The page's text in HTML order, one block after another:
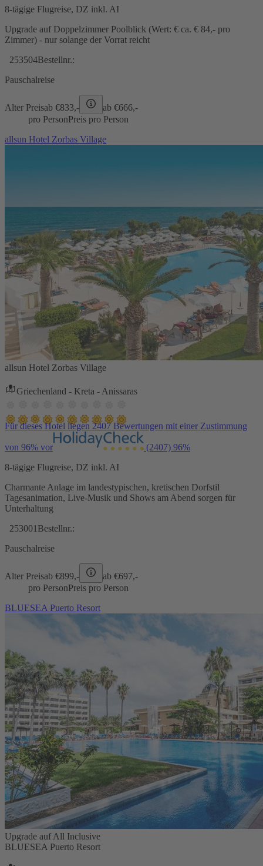
8-tägige Flugreise, DZ inkl. AI
Upgrade auf Doppelzimmer Poolblick (Wert: € ca. € 84,- pro
Zimmer) - nur solange der Vorrat reicht
253504Bestellnr.:
Pauschalreise
Alter Preisab €833,- ab €666,-
pro PersonPreis pro Person
allsun Hotel Zorbas Village
allsun Hotel Zorbas Village
Griechenland - Kreta - Anissaras
Für dieses Hotel liegen 2407 Bewertungen mit einer Zustimmung
von 96% vor (2407) 96%
8-tägige Flugreise, DZ inkl. AI
Charmante Anlage im landestypischen, kretischen Dorfstil
Tagesanimation, Live-Musik und Shows am Abend sorgen für
Unterhaltung
253001 Bestellnr.:
Pauschalreise
Alter Preisab €899,- ab €697,-
pro PersonPreis pro Person
BLUESEA Puerto Resort
Upgrade auf All Inclusive
BLUESEA Puerto Resort